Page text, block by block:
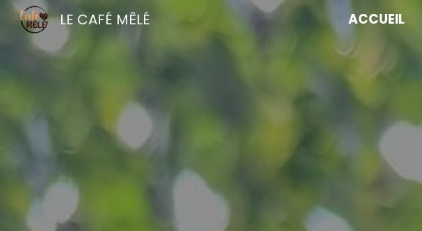
Skip to main content
LE CAFÉ MÊLÉ ACCUEIL